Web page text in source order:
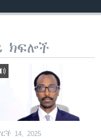
ክፍሎች
14, 2025